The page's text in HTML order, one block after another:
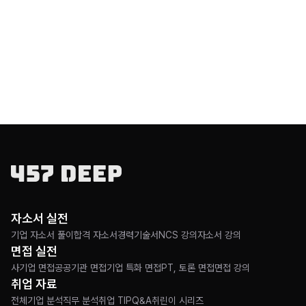
자소서 실전
기업 자소서 풀이 합격 자소서경력기술서 NCS 강의자소서 강의
면접 실전
사기업 면접공공기관 면접기업 특화 면접PT, 토론 면접면접 강의
취업 자료
전체 기업 분석직무 분석취업 TIPQ&A취린이 시리즈